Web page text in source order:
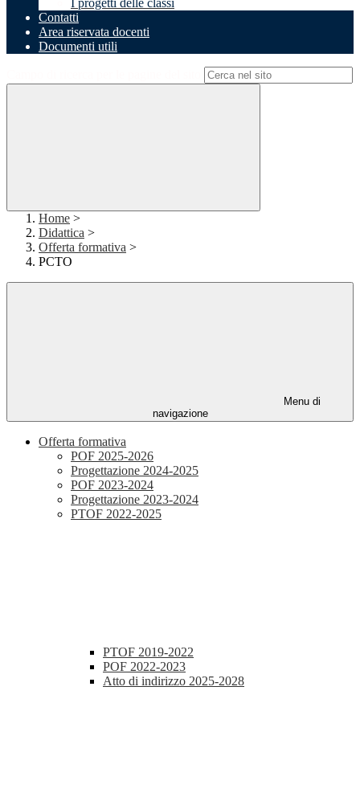
I progetti delle classi
Contatti
Area riservata docenti
Documenti utili
Home >
Didattica >
Offerta formativa >
PCTO
Menu di
navigazione
Offerta formativa
POF 2025-2026
Progettazione 2024-2025
POF 2023-2024
Progettazione 2023-2024
PTOF 2022-2025
PTOF 2019-2022
POF 2022-2023
Atto di indirizzo 2025-2028